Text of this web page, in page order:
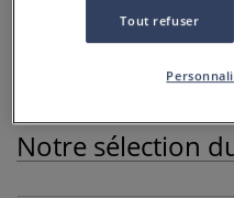
Notre sélection
Tout refuser